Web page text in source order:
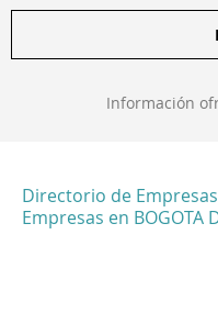
Información
Directorio de Empresas
Empresas en BOGOTA